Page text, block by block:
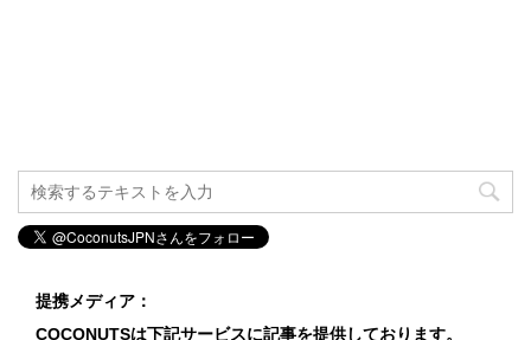
提携メディア：
COCONUTSは下記サービスに記事を提供しております。